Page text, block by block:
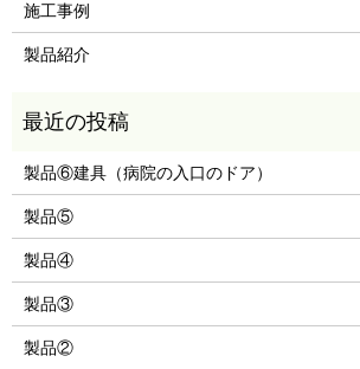
施工事例
製品紹介
製品⑥建具（病院の入口のドア）
製品⑤
製品④
製品③
製品②